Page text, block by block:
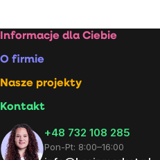
Stopka
Informacje dla Ciebie
O firmie
Nasze projekty
Kontakt
+48 732 108 285
Pon-Pt: 8:00–16:00